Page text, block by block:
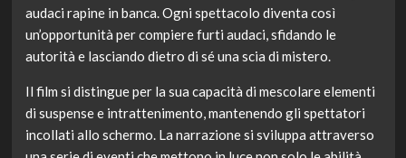
audaci rapine in banca. Ogni spettacolo diventa così
un’opportunità per compiere furti audaci, sfidando le
autorità e lasciando dietro di sé una scia di mistero.
Il film si distingue per la sua capacità di mescolare elementi
di suspense e intrattenimento, mantenendo gli spettatori
incollati allo schermo. La narrazione si sviluppa attraverso